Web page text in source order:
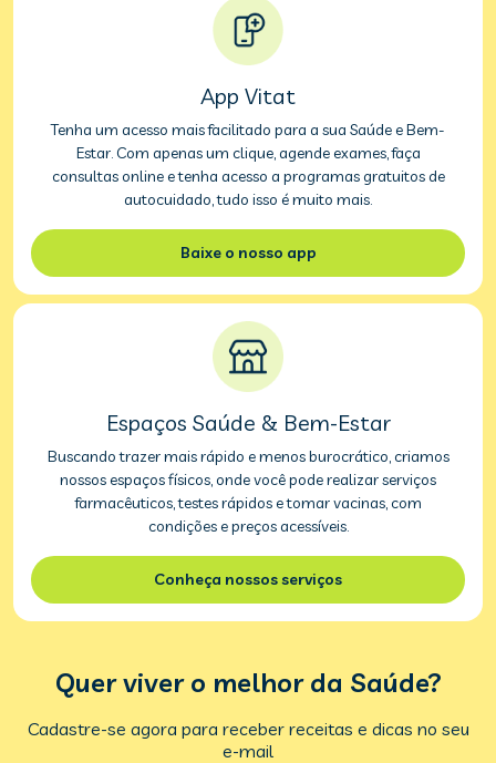
App Vitat
Tenha um acesso mais facilitado para a sua Saúde e Bem-
Estar. Com apenas um clique, agende exames, faça
consultas online e tenha acesso a programas gratuitos de
autocuidado, tudo isso é muito mais.
Baixe o nosso app
Espaços Saúde & Bem-Estar
Buscando trazer mais rápido e menos burocrático, criamos
nossos espaços físicos, onde você pode realizar serviços
farmacêuticos, testes rápidos e tomar vacinas, com
condições e preços acessíveis.
Conheça nossos serviços
Quer viver o melhor da Saúde?
Cadastre-se agora para receber receitas e dicas no seu
e-mail